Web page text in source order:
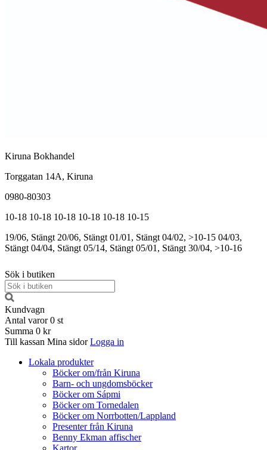
Kiruna Bokhandel
Torggatan 14A, Kiruna
0980-80303
10-18 10-18 10-18 10-18 10-18 10-15
19/06, Stängt 20/06, Stängt 01/01, Stängt 04/02, >10-15 04/03,
Stängt 04/04, Stängt 05/14, Stängt 05/01, Stängt 30/04, >10-16
Sök i butiken
Kundvagn
Antal varor 0 st
Summa 0 kr
Till kassan Mina sidor Logga in
Lokala produkter
Böcker om/från Kiruna
Barn- och ungdomsböcker
Böcker om Sápmi
Böcker om Tornedalen
Böcker om Norrbotten/Lappland
Presenter från Kiruna
Benny Ekman affischer
Kartor